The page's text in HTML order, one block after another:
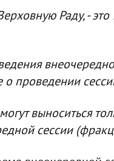
Раду, - это
о проведении
выноситься
сессии